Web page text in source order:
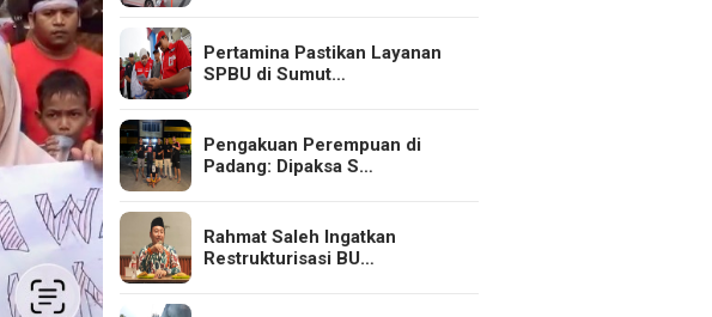
Pertamina Pastikan Layanan
SPBU di Sumut…
Pengakuan Perempuan di
Padang: Dipaksa S…
Rahmat Saleh Ingatkan
Restrukturisasi BU…